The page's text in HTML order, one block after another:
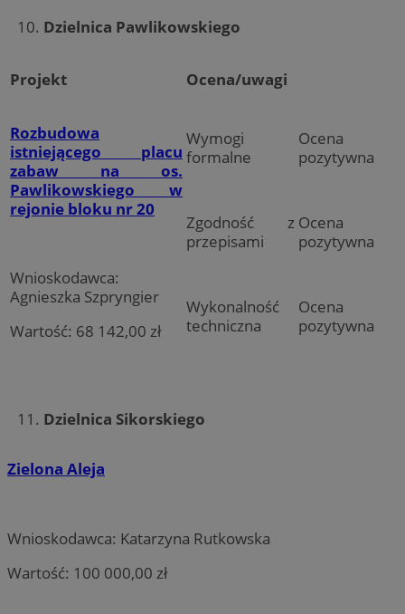
Dzielnica Pawlikowskiego
Projekt Ocena/uwagi
Rozbudowa
istniejącego placu
zabaw na os.
Pawlikowskiego w
rejonie bloku nr 20
Wnioskodawca:
Agnieszka Szpryngier
Wartość: 68 142,00 zł
Wymogi
formalne
Ocena
pozytywna
Zgodność z
przepisami
Ocena
pozytywna
Wykonalność
techniczna
Ocena
pozytywna
Dzielnica Sikorskiego
Zielona Aleja
Wnioskodawca: Katarzyna Rutkowska
Wartość: 100 000,00 zł